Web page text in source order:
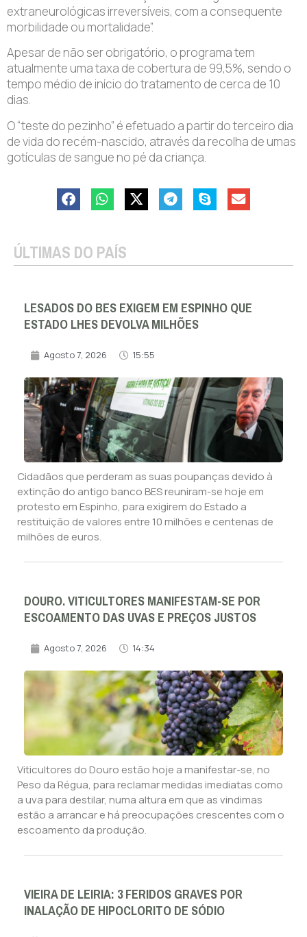
extraneurológicas irreversíveis, com a consequente
morbilidade ou mortalidade”.
Apesar de não ser obrigatório, o programa tem
atualmente uma taxa de cobertura de 99,5%, sendo o
tempo médio de início do tratamento de cerca de 10
dias.
O “teste do pezinho” é efetuado a partir do terceiro dia
de vida do recém-nascido, através da recolha de umas
gotículas de sangue no pé da criança.
ÚLTIMAS DO PAÍS
LESADOS DO BES EXIGEM EM ESPINHO QUE
ESTADO LHES DEVOLVA MILHÕES
Agosto 7, 2026 15:55
Cidadãos que perderam as suas poupanças devido à
extinção do antigo banco BES reuniram-se hoje em
protesto em Espinho, para exigirem do Estado a
restituição de valores entre 10 milhões e centenas de
milhões de euros.
DOURO. VITICULTORES MANIFESTAM-SE POR
ESCOAMENTO DAS UVAS E PREÇOS JUSTOS
Agosto 7, 2026 14:34
Viticultores do Douro estão hoje a manifestar-se, no
Peso da Régua, para reclamar medidas imediatas como
a uva para destilar, numa altura em que as vindimas
estão a arrancar e há preocupações crescentes com o
escoamento da produção.
VIEIRA DE LEIRIA: 3 FERIDOS GRAVES POR
INALAÇÃO DE HIPOCLORITO DE SÓDIO